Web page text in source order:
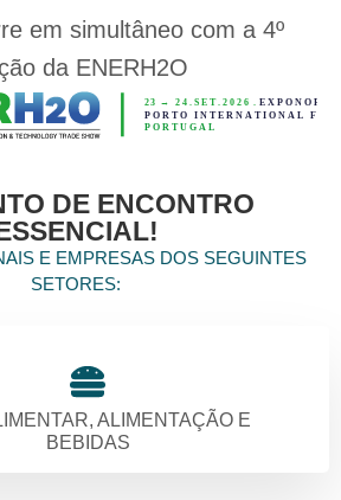
em simultâneo com a 4º
da ENERH2O
DE ENCONTRO
E EMPRESAS DOS SEGUINTES
SETORES:
ALIMENTAÇÃO E
BEBIDAS